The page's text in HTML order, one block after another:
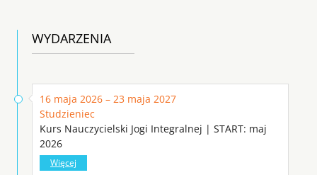
WYDARZENIA
16 maja 2026 – 23 maja 2027
Studzieniec
Kurs Nauczycielski Jogi Integralnej | START: maj
2026
Więcej